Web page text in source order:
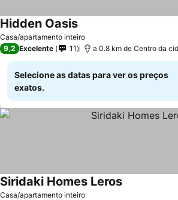
Casa/apartamento inteiro
Hidden OasisVer preços
9,2 Excelente 11 a 0.8 km de Centro da
Selecione as datas para ver os preços
exatos.
Casa/apartamento inteiro
Siridaki Homes LerosVer preços